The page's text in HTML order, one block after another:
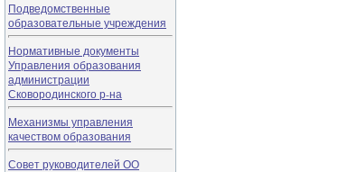
Подведомственные
образовательные учреждения
Нормативные документы
Управления образования
администрации
Сковородинского р-на
Механизмы управления
качеством образования
Совет руководителей ОО